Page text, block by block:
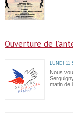
Ouverture de
LUNDI 11
Nous
matin de